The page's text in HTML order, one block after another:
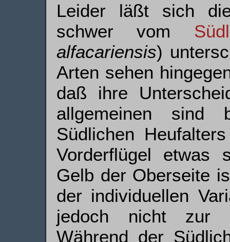
Leider läßt sich
schwer vom
alfacariensis)
Arten sehen
daß ihre
allgemeinen sind
Südlichen
Vorderflügel etwas
Gelb der Oberseite
der individuellen
jedoch nicht zur
Während der